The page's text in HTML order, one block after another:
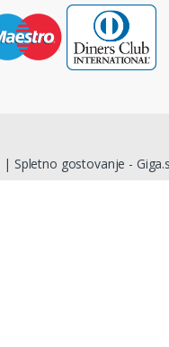
| Spletno gostovanje -